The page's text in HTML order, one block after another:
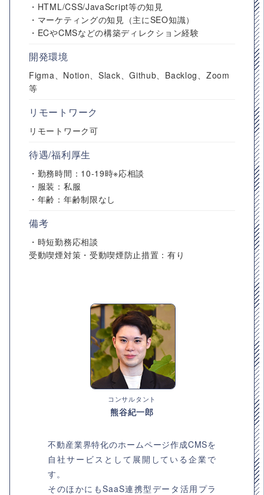
・HTML/CSS/JavaScript等の知見
・マーケティングの知見（主にSEO知識）
・ECやCMSなどの構築ディレクション経験
開発環境
Figma、Notion、Slack、Github、Backlog、Zoom
等
リモートワーク
リモートワーク可
待遇/福利厚生
・勤務時間：10-19時※応相談
・服装：私服
・年齢：年齢制限なし
備考
・時短勤務応相談
受動喫煙対策・受動喫煙防止措置：有り
コンサルタント
熊谷紀一郎
不動産業界特化のホームページ作成CMSを
自社サービスとして展開している企業で
す。
そのほかにもSaaS連携型データ活用プラ